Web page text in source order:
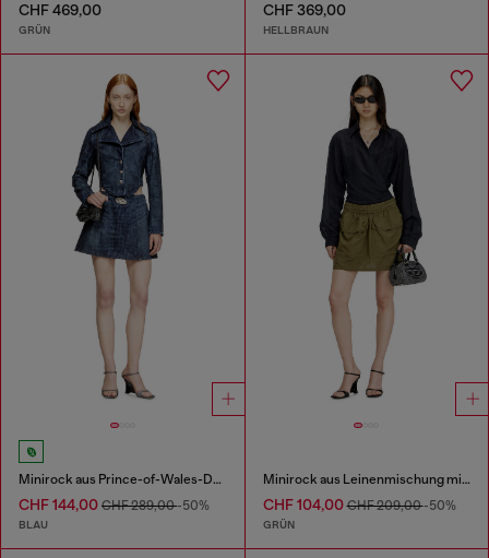
CHF 469,00
GRÜN
CHF 369,00
HELLBRAUN
Minirock aus Prince-of-Wales-Denim
CHF 144,00 CHF 289,00-50%
BLAU
Minirock aus Leinenmischung mit Cargotaschen
CHF 104,00CHF 209,00-50%
GRÜN